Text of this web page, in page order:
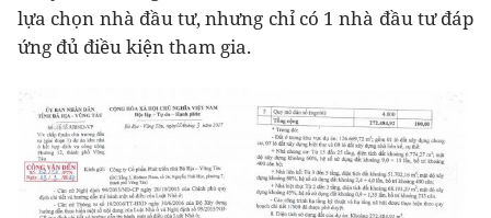
lựa chọn nhà đầu tư, nhưng chỉ có 1 nhà đầu tư đáp
ứng đủ điều kiện tham gia.